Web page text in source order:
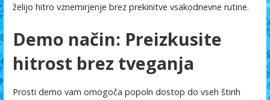
želijo hitro vznemirjenje brez prekinitve vsakodnevne rutine.
Demo način: Preizkusite
hitrost brez tveganja
Prosti demo vam omogoča popoln dostop do vseh štirih